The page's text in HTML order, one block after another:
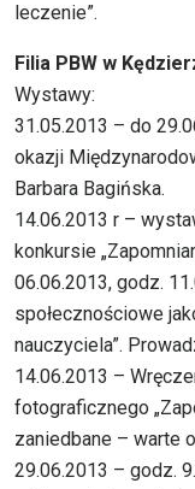
leczenie”.
Filia PBW w
Wystawy:
31.05.2013 – do
okazji
Barbara Bagińska.
14.06.2013 r –
konkursie
06.06.2013, godz.
społecznościowe
nauczyciela”.
14.06.2013 –
fotograficznego
zaniedbane – warte
29.06.2013 – godz.